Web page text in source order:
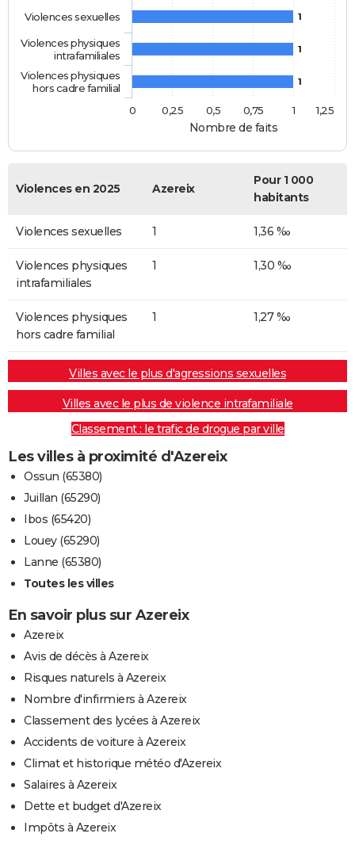
Nombre de faits
1
1
1
Violences sexuelles
Violences physiques
intrafamiliales
Violences physiques
hors cadre familial
0
1
0,25 0,5 0,75 1,25
Violences en 2025 Azereix
Pour 1 000
habitants
Violences sexuelles 1 1,36 ‰
Violences physiques
intrafamiliales
1 1,30 ‰
Violences physiques
hors cadre familial
1 1,27 ‰
Villes avec le plus d'agressions sexuelles
Villes avec le plus de violence intrafamiliale
Classement : le trafic de drogue par ville
Les villes à proximité d'Azereix
Ossun (65380)
Juillan (65290)
Ibos (65420)
Louey (65290)
Lanne (65380)
Toutes les villes
En savoir plus sur Azereix
Azereix
Avis de décès à Azereix
Risques naturels à Azereix
Nombre d'infirmiers à Azereix
Classement des lycées à Azereix
Accidents de voiture à Azereix
Climat et historique météo d'Azereix
Salaires à Azereix
Dette et budget d'Azereix
Impôts à Azereix